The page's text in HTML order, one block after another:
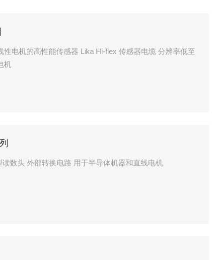
电机的高性能传感器 Lika Hi-flex 传感器电缆 分辨率低至
机
数头 外部转换电路 用于半导体机器和直线电机